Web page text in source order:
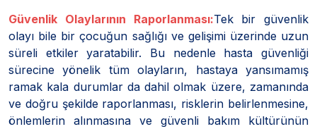
Güvenlik Olaylarının Raporlanması:Tek bir güvenlik
olayı bile bir çocuğun sağlığı ve gelişimi üzerinde uzun
süreli etkiler yaratabilir. Bu nedenle hasta güvenliği
sürecine yönelik tüm olayların, hastaya yansımamış
ramak kala durumlar da dahil olmak üzere, zamanında
ve doğru şekilde raporlanması, risklerin belirlenmesine,
önlemlerin alınmasına ve güvenli bakım kültürünün